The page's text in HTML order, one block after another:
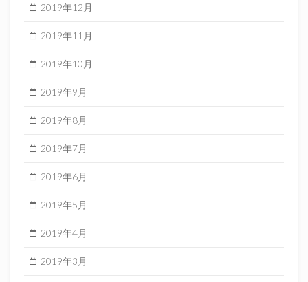
2019年12月
2019年11月
2019年10月
2019年9月
2019年8月
2019年7月
2019年6月
2019年5月
2019年4月
2019年3月